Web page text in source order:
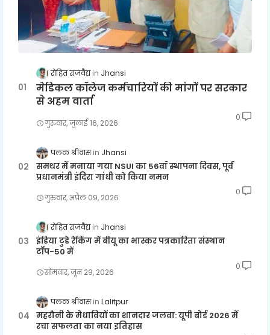
रोहित राजवैद्य Jhansi
मेडिकल कॉलेज कर्मचारियों की मांगों पर सरकार
से अहम वार्ता
गुरुवार, जुलाई 16, 2026
0
पलक श्रीवास Jhansi
समथर में मनाया गया NSUI का 56वाँ स्थापना दिवस, पूर्व
प्रधानमंत्री इंदिरा गांधी को किया नमन
गुरुवार, अप्रैल 09, 2026
0
रोहित राजवैद्य Jhansi
इंडिया टुडे रैंकिंग में बीयू का भास्कर पत्रकारिता संस्थान
टॉप-50 में
सोमवार, जून 29, 2026
0
पलक श्रीवास Lalitpur
महरौनी के मेधावियों का शानदार जलवा: यूपी बोर्ड 2026 में
रचा सफलता का नया इतिहास